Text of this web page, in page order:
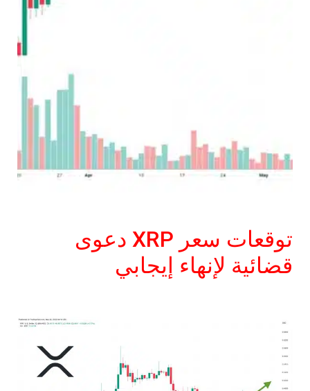
توقعات سعر XRP دعوى
قضائية لإنهاء إيجابي